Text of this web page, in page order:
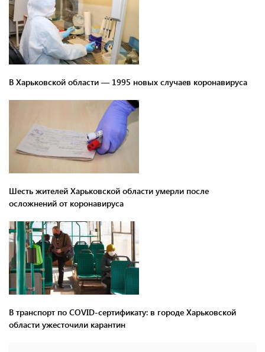
В Харьковской области — 1995 новых случаев коронавируса
Шесть жителей Харьковской области умерли после
осложнений от коронавируса
В транспорт по COVID-сертификату: в городе Харьковской
области ужесточили карантин